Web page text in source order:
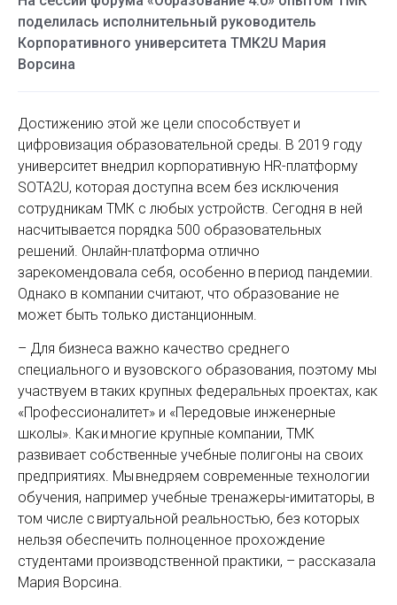
поделилась исполнительный руководитель
Корпоративного университета ТМК2U Мария
Ворсина
Достижению этой же цели способствует и
цифровизация образовательной среды. В 2019 году
университет внедрил корпоративную HR-платформу
SOTA2U, которая доступна всем без исключения
сотрудникам ТМК с любых устройств. Сегодня в ней
насчитывается порядка 500 образовательных
решений. Онлайн-платформа отлично
зарекомендовала себя, особенно в период пандемии.
Однако в компании считают, что образование не
может быть только дистанционным.
– Для бизнеса важно качество среднего
специального и вузовского образования, поэтому мы
участвуем в таких крупных федеральных проектах, как
«Профессионалитет» и «Передовые инженерные
школы». Как и многие крупные компании, ТМК
развивает собственные учебные полигоны на своих
предприятиях. Мы внедряем современные технологии
обучения, например учебные ­тренажеры-имитаторы, в
том числе с виртуальной реальностью, без которых
нельзя обеспечить полноценное прохождение
студентами производственной практики, – рассказала
Мария Ворсина.